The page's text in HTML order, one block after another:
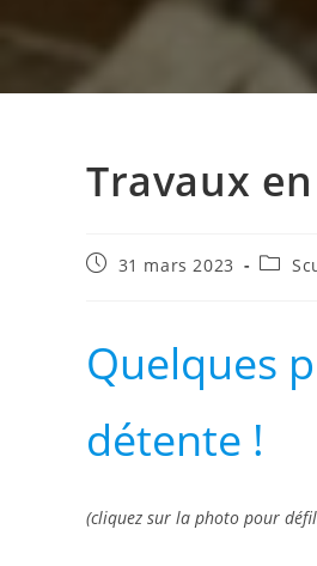
Travaux
Publication
31 mars 2023
Post
Quelques
détente !
(cliquez sur la photo pour